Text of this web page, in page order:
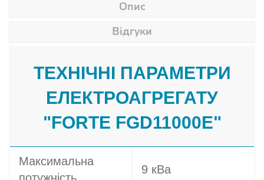
Опис
Відгуки
ТЕХНІЧНІ ПАРАМЕТРИ
ЕЛЕКТРОАГРЕГАТУ
"FORTE FGD11000E"
Максимальна
9 кВа